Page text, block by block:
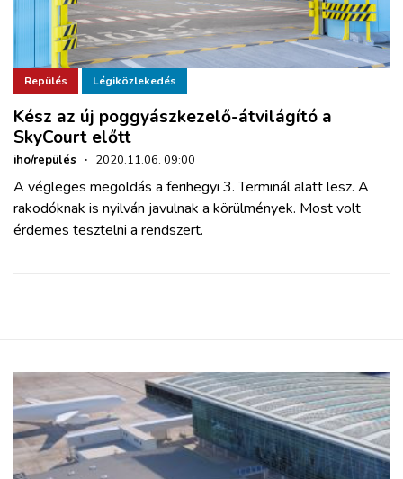
Repülés Légiközlekedés
Kész az új poggyászkezelő-átvilágító a
SkyCourt előtt
iho/repülés · 2020.11.06. 09:00
A végleges megoldás a ferihegyi 3. Terminál alatt lesz. A
rakodóknak is nyilván javulnak a körülmények. Most volt
érdemes tesztelni a rendszert.